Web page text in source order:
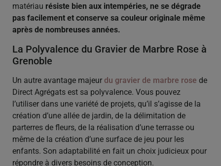
matériau résiste bien aux intempéries, ne se dégrade
pas facilement et conserve sa couleur originale même
après de nombreuses années.
La Polyvalence du Gravier de Marbre Rose à
Grenoble
Un autre avantage majeur du gravier de marbre rose de
Direct Agrégats est sa polyvalence. Vous pouvez
l’utiliser dans une variété de projets, qu’il s’agisse de la
création d’une allée de jardin, de la délimitation de
parterres de fleurs, de la réalisation d’une terrasse ou
même de la création d’une surface de jeu pour les
enfants. Son adaptabilité en fait un choix judicieux pour
répondre à divers besoins de conception.